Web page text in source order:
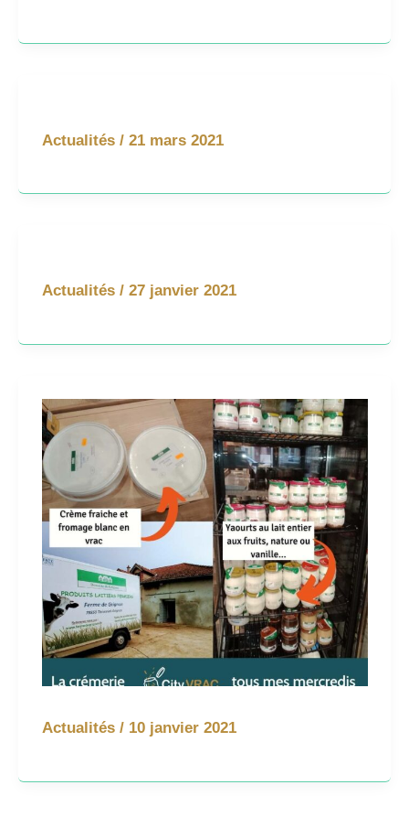
Actualités/ 21 mars 2021
Actualités/ 27 janvier 2021
Actualités/ 10 janvier 2021